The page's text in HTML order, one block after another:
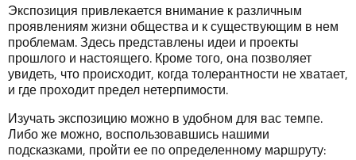
Экспозиция привлекается внимание к различным
проявлениям жизни общества и к существующим в нем
проблемам. Здесь представлены идеи и проекты
прошлого и настоящего. Кроме того, она позволяет
увидеть, что происходит, когда толерантности не хватает,
и где проходит предел нетерпимости.
Изучать экспозицию можно в удобном для вас темпе.
Либо же можно, воспользовавшись нашими
подсказками, пройти ее по определенному маршруту: